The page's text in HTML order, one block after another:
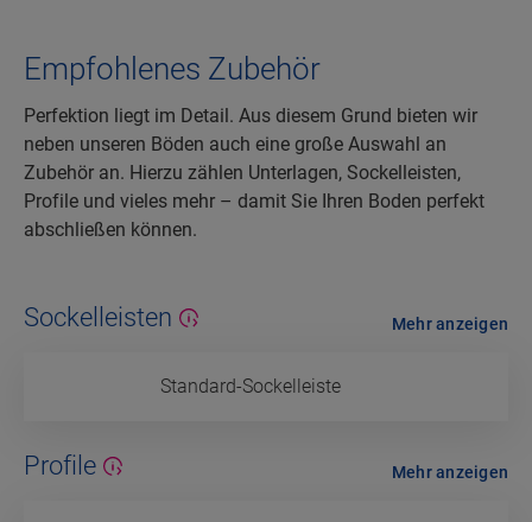
Empfohlenes Zubehör
Perfektion liegt im Detail. Aus diesem Grund bieten wir
neben unseren Böden auch eine große Auswahl an
Zubehör an. Hierzu zählen Unterlagen, Sockelleisten,
Profile und vieles mehr – damit Sie Ihren Boden perfekt
abschließen können.
Sockelleisten
Standard-Sockelleiste
Mehr anzeigen
Profile Mehr anzeigen